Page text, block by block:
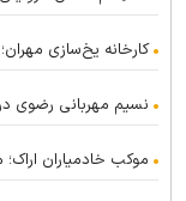
کارخانه یخ‌سازی
نسیم مهربانی رضوی
موکب خادمیاران اراک؛